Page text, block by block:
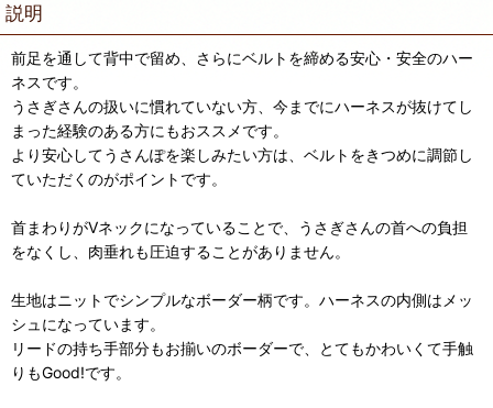
説明
前足を通して背中で留め、さらにベルトを締める安心・安全のハー
ネスです。
うさぎさんの扱いに慣れていない方、今までにハーネスが抜けてし
まった経験のある方にもおススメです。
より安心してうさんぽを楽しみたい方は、ベルトをきつめに調節し
ていただくのがポイントです。
首まわりがVネックになっていることで、うさぎさんの首への負担
をなくし、肉垂れも圧迫することがありません。
生地はニットでシンプルなボーダー柄です。ハーネスの内側はメッ
シュになっています。
リードの持ち手部分もお揃いのボーダーで、とてもかわいくて手触
りもGood!です。